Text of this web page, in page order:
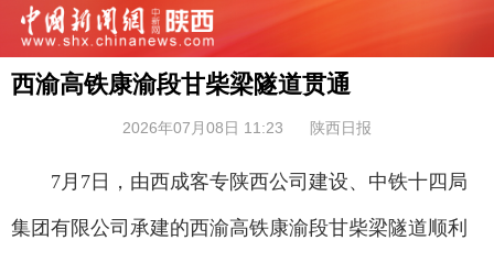
西渝高铁康渝段甘柴梁隧道贯通
2026年07月08日 11:23 陕西日报
7月7日，由西成客专陕西公司建设、中铁十四局
集团有限公司承建的西渝高铁康渝段甘柴梁隧道顺利